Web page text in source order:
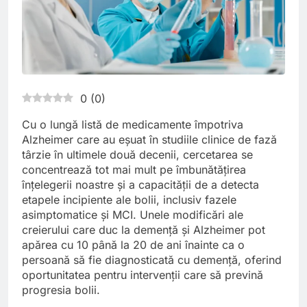
0 (0)
Cu o lungă listă de medicamente împotriva
Alzheimer care au eșuat în studiile clinice de fază
târzie în ultimele două decenii, cercetarea se
concentrează tot mai mult pe îmbunătățirea
înțelegerii noastre și a capacității de a detecta
etapele incipiente ale bolii, inclusiv fazele
asimptomatice și MCI. Unele modificări ale
creierului care duc la demență și Alzheimer pot
apărea cu 10 până la 20 de ani înainte ca o
persoană să fie diagnosticată cu demență, oferind
oportunitatea pentru intervenții care să prevină
progresia bolii.